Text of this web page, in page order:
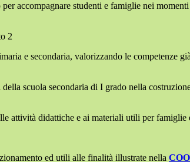
accompagnare studenti e famiglie nei
e secondaria, valorizzando le competenze
scuola secondaria di I grado nella
attività didattiche e ai materiali utili per famiglie
ed utili alle finalità illustrate nella